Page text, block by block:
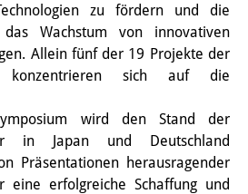
Conferences
zu fördern und die
das Wachstum von innovativen
Allein fünf der 19 Projekte der
konzentrieren sich auf die
wird den Stand der
in Japan und Deutschland
Präsentationen herausragender
eine erfolgreiche Schaffung und